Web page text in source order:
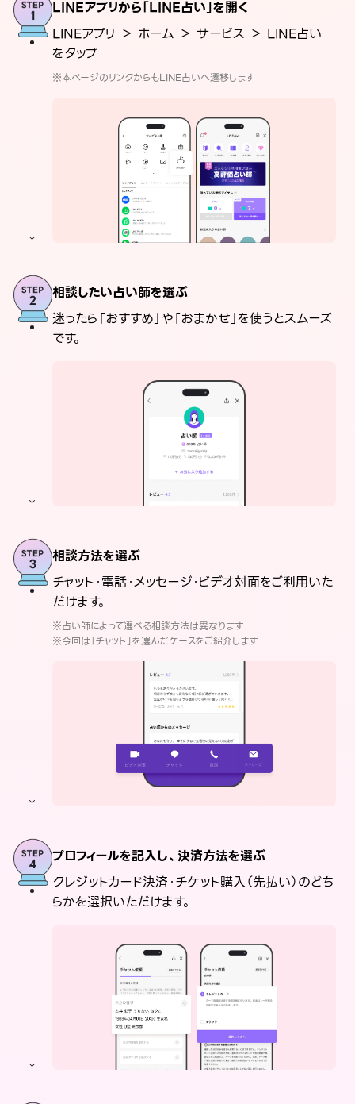
LINEアプリから「LINE占い」を開く
LINEアプリ ＞ ホーム ＞ サービス ＞ LINE占い
をタップ
※本ページのリンクからもLINE占いへ遷移します
相談したい占い師を選ぶ
迷ったら「おすすめ」や「おまかせ」を使うとスムーズ
です。
相談方法を選ぶ
チャット・電話・メッセージ・ビデオ対面をご利用いた
だけます。
※占い師によって選べる相談方法は異なります
※今回は「チャット」を選んだケースをご紹介します
プロフィールを記入し、決済方法を選ぶ
クレジットカード決済・チケット購入（先払い）のどち
らかを選択いただけます。